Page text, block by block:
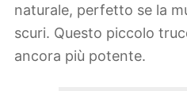
naturale, perfetto se la
scuri. Questo piccolo
ancora più potente.